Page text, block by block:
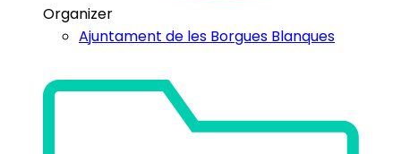
Organizer
Ajuntament de les Borgues Blanques